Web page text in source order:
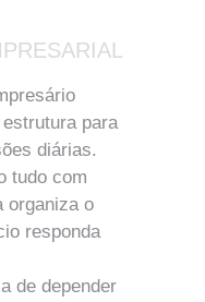
para
diárias.
tudo com
organiza o
responda
de depender